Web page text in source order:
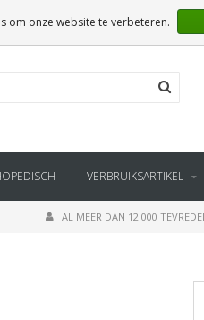
VERBRUIKSARTIKEL
AL MEER DAN 12.000
om onze website te verbeteren.